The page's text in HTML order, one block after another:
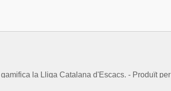
la Lliga Catalana d'Escacs. - Produït per